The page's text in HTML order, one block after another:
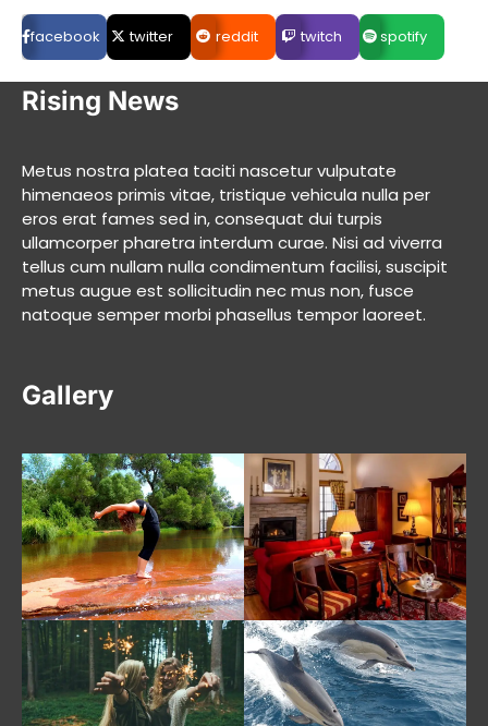
facebook twitter reddit twitch spotify
Rising News
Metus nostra platea taciti nascetur vulputate
himenaeos primis vitae, tristique vehicula nulla per
eros erat fames sed in, consequat dui turpis
ullamcorper pharetra interdum curae. Nisi ad viverra
tellus cum nullam nulla condimentum facilisi, suscipit
metus augue est sollicitudin nec mus non, fusce
natoque semper morbi phasellus tempor laoreet.
Gallery